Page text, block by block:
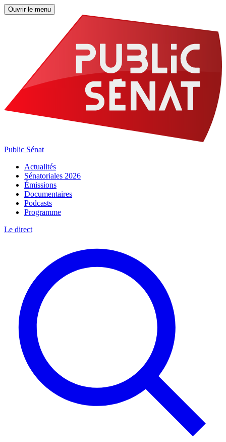
Ouvrir le menu
Public Sénat
Actualités
Sénatoriales 2026
Émissions
Documentaires
Podcasts
Programme
Le direct